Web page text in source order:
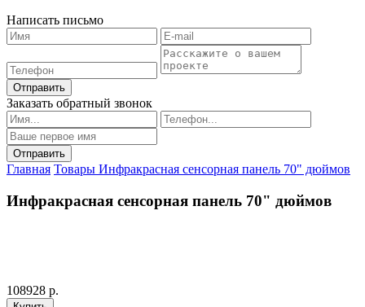
Написать письмо
Отправить
Заказать обратный звонок
Главная Товары Инфракрасная сенсорная панель 70" дюймов
Инфракрасная сенсорная панель 70" дюймов
108928 р.